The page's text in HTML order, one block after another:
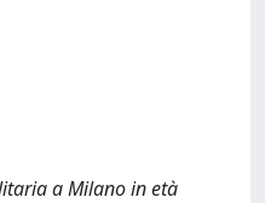
a Milano in età